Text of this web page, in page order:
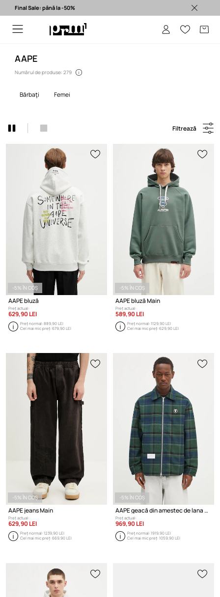
Final Sale: până la -50%
AAPE
Numărul de produse: 279
bărbaţi femei
Filtrează
-5% ÎN COȘ
AAPE bluză
Preț actual:
629,90 LEI
Preț normal:889,90 LEI
Cel mai mic preț:679,90 LEI
-5% ÎN COȘ
AAPE bluză Main
Preț actual:
589,90 LEI
Preț normal:1129,90 LEI
Cel mai mic preț:629,90 LEI
-5% ÎN COȘ
AAPE jeans Main
Preț actual:
629,90 LEI
Preț normal:1239,90 LEI
Cel mai mic preț:669,90 LEI
-5% ÎN COȘ
AAPE geacă din amestec de lana Now
Preț actual:
969,90 LEI
Preț normal:1919,90 LEI
Cel mai mic preț:1059,90 LEI